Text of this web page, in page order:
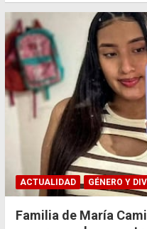
ACTUALIDAD GÉNERO Y
Familia de María